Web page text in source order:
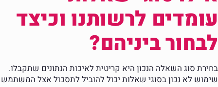
עומדים לרשותנו וכיצד
לבחור ביניהם?
בחירת סוג השאלה הנכון היא קריטית לאיכות הנתונים שתקבלו.
שימוש לא נכון בסוגי שאלות יכול להוביל לתסכול אצל המשתמש